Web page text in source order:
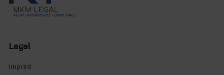
Legal
Imprint